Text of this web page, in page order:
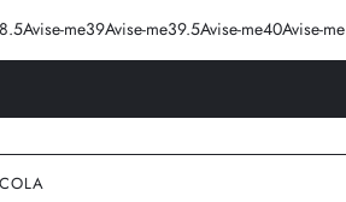
Avise-me39Avise-me39.5Avise-me40Avise-me